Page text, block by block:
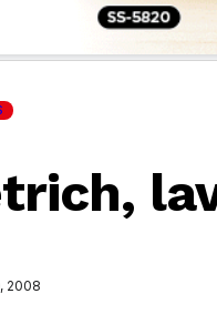
tu noticia
2008